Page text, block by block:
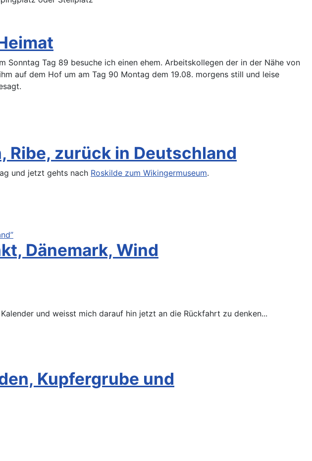
Tag 89 besuche ich einen ehem. Arbeitskollegen der in der Nähe von
auf dem Hof um am Tag 90 Montag dem 19.08. morgens still und leise
Ribe, zurück in Deutschland
und jetzt gehts nach Roskilde zum Wikingermuseum.
Dänemark, Wind
und weisst mich darauf hin jetzt an die Rückfahrt zu denken...
Kupfergrube und